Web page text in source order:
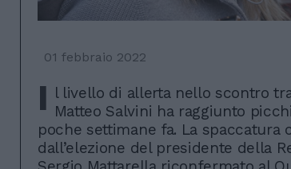
01 febbraio 2022
I l livello di allerta nello scontro
Matteo Salvini ha raggiunto
poche settimane fa. La spaccatura
dall’elezione del presidente della